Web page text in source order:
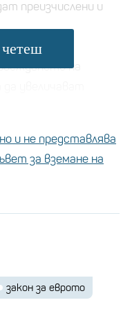
преизчислени и
на
средна
които гражданите
и не представлява
за вземане на
закон за еврото